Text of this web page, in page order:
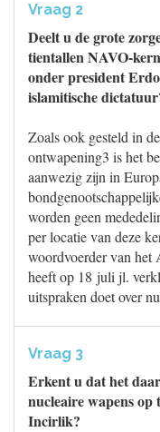
Vraag 2
Deelt u de grote
tientallen NAVO-
onder president
islamitische
Zoals ook gesteld in
ontwapening3 is het
aanwezig zijn in
worden geen
per locatie van deze
woordvoerder van het
heeft op 18 juli jl.
uitspraken doet over
Vraag 3
Erkent u dat het
nucleaire wapens op
Incirlik?